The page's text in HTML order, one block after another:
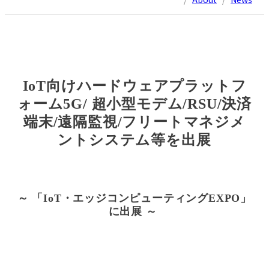
IoT向けハードウェアプラットフ
ォーム5G/ 超小型モデム/RSU/決済
端末/遠隔監視/フリートマネジメ
ントシステム等を出展
～ 「IoT・エッジコンピューティングEXPO」
に出展 ～